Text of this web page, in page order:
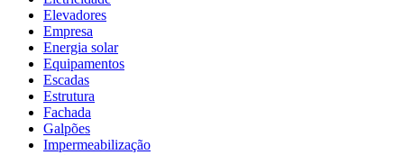
Elevadores
Empresa
Energia solar
Equipamentos
Escadas
Estrutura
Fachada
Galpões
Impermeabilização